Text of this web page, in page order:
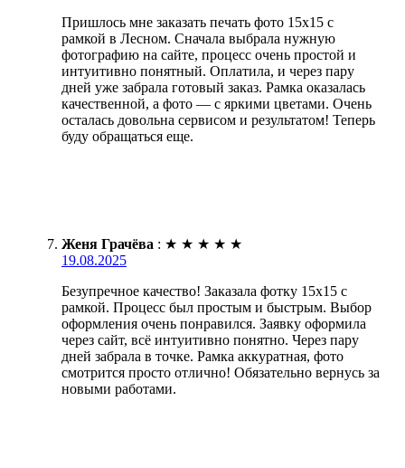
Пришлось мне заказать печать фото 15х15 с
рамкой в Лесном. Сначала выбрала нужную
фотографию на сайте, процесс очень простой и
интуитивно понятный. Оплатила, и через пару
дней уже забрала готовый заказ. Рамка оказалась
качественной, а фото — с яркими цветами. Очень
осталась довольна сервисом и результатом! Теперь
буду обращаться еще.
Женя Грачёва : ★ ★ ★ ★ ★
19.08.2025
Безупречное качество! Заказала фотку 15х15 с
рамкой. Процесс был простым и быстрым. Выбор
оформления очень понравился. Заявку оформила
через сайт, всё интуитивно понятно. Через пару
дней забрала в точке. Рамка аккуратная, фото
смотрится просто отлично! Обязательно вернусь за
новыми работами.